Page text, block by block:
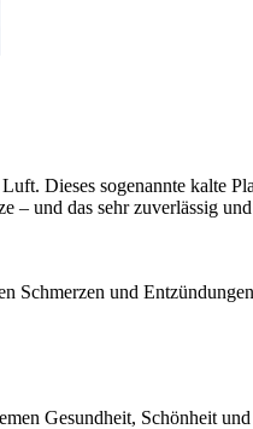
Dieses sogenannte kalte
– und das sehr zuverlässig
Schmerzen und
Gesundheit, Schönheit